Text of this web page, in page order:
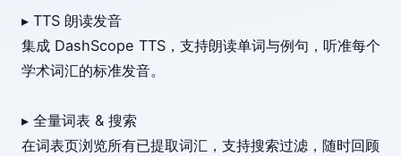
▸ TTS 朗读发音
集成 DashScope TTS，支持朗读单词与例句，听准每个
学术词汇的标准发音。
▸ 全量词表 & 搜索
在词表页浏览所有已提取词汇，支持搜索过滤，随时回顾